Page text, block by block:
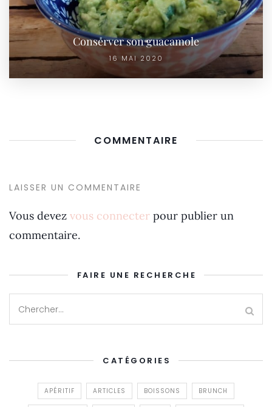
Conserver son guacamole
16 MAI 2020
COMMENTAIRE
LAISSER UN COMMENTAIRE
Vous devez vous connecter pour publier un
commentaire.
FAIRE UNE RECHERCHE
CATÉGORIES
APÉRITIF ARTICLES BOISSONS BRUNCH